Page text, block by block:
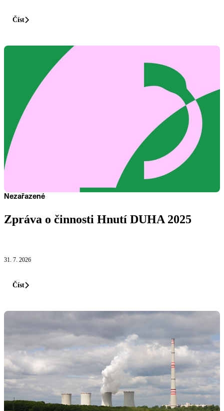
Číst
Nezařazené
Zpráva o činnosti Hnutí DUHA 2025
31. 7. 2026
Číst